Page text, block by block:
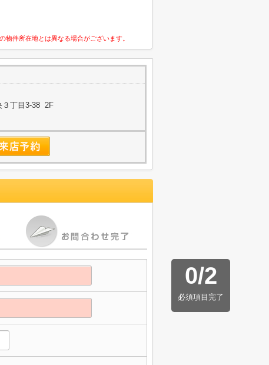
件所在地とは異なる場合がございます。
３丁目3-38 2F
0/2
必須項目完了